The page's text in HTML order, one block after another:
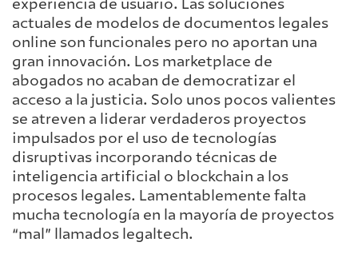
actuales de modelos de documentos legales
online son funcionales pero no aportan una
gran innovación. Los marketplace de
abogados no acaban de democratizar el
acceso a la justicia. Solo unos pocos valientes
se atreven a liderar verdaderos proyectos
impulsados por el uso de tecnologías
disruptivas incorporando técnicas de
inteligencia artificial o blockchain a los
procesos legales. Lamentablemente falta
mucha tecnología en la mayoría de proyectos
“mal” llamados legaltech.